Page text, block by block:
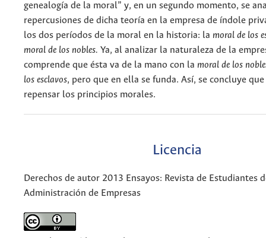
genealogía de la moral” y, en un segundo momento, se
repercusiones de dicha teoría en la empresa de índole
los dos períodos de la moral en la historia: la moral de los
moral de los nobles. Ya, al analizar la naturaleza de la
comprende que ésta va de la mano con la moral de los
los esclavos, pero que en ella se funda. Así, se concluye que
repensar los principios morales.
Licencia
Derechos de autor 2013 Ensayos: Revista de Estudiantes
Administración de Empresas